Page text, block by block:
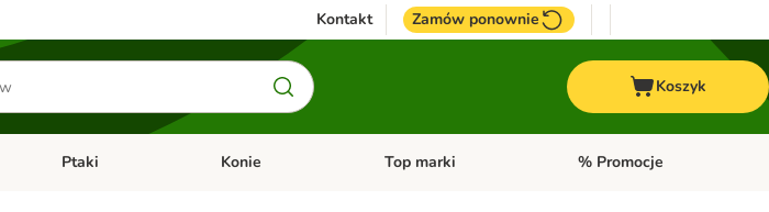
Kontakt Zamów ponownie
Koszyk
zwierzęta
Otwórz menu kategorii: Akwarystyka
Ptaki Otwórz menu kategorii: Ptaki
Konie Otwórz menu kategorii: Konie
Top marki Otwórz menu kategorii: Top
% Promocje